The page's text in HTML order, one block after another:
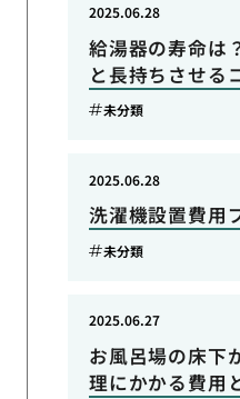
給湯器の寿命は
と長持ちさせる
2025.06.28
未分類
洗濯機設置費用
2025.06.28
未分類
お風呂場の床下
理にかかる費用
2025.06.27